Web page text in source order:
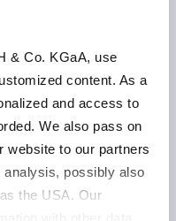
& Co. KGaA, use
content. As a
and access to
We also pass on
website to our partners
possibly also
the USA. Our
DEMANDEZ À
ÉQUIPE!